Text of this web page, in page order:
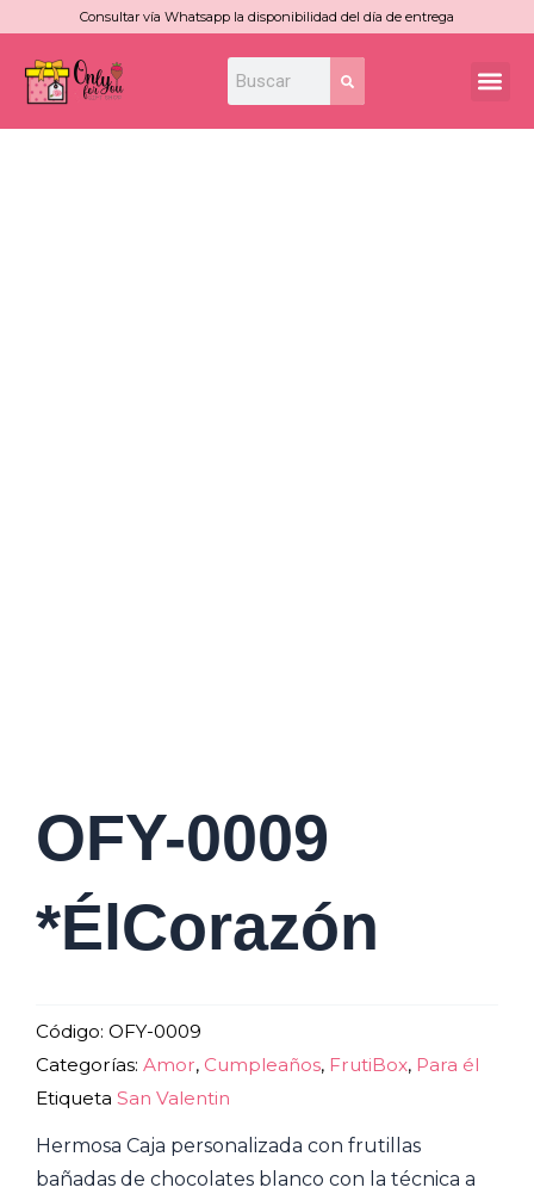
contenido
Consultar vía Whatsapp la disponibilidad del día de entrega
Search
OFY-0009
*ÉlCorazón
Código: OFY-0009
Categorías: Amor, Cumpleaños, FrutiBox, Para él
Etiqueta San Valentin
Hermosa Caja personalizada con frutillas
bañadas de chocolates blanco con la técnica a